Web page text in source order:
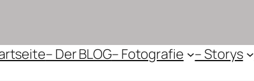
– Der BLOG– Fotografie – Storys